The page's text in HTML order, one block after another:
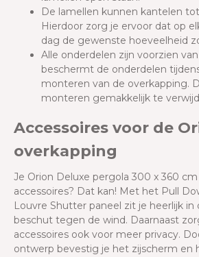
De lamellen kunnen kantelen tot
Hierdoor zorg je ervoor dat op
dag de gewenste hoeveelheid
Alle onderdelen zijn voorzien
beschermt de onderdelen
monteren van de overkapping.
monteren gemakkelijk te
Accessoires voor de
overkapping
Je Orion Deluxe pergola 300 x 360
accessoires? Dat kan! Met het Pull
Louvre Shutter paneel zit je heerlijk in
beschut tegen de wind. Daarnaast
accessoires ook voor meer privacy.
ontwerp bevestig je het zijscherm en